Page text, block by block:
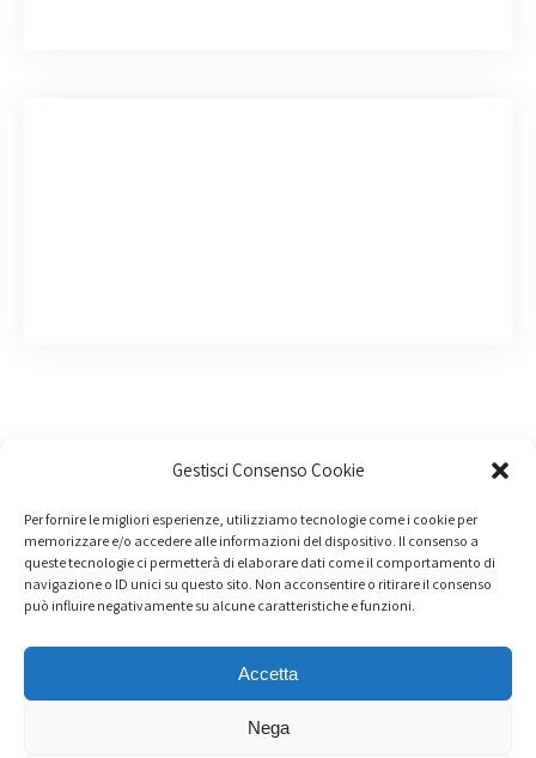
Gestisci Consenso Cookie
Per fornire le migliori esperienze, utilizziamo tecnologie come i cookie per
memorizzare e/o accedere alle informazioni del dispositivo. Il consenso a
queste tecnologie ci permetterà di elaborare dati come il comportamento di
navigazione o ID unici su questo sito. Non acconsentire o ritirare il consenso
può influire negativamente su alcune caratteristiche e funzioni.
Accetta
Nega